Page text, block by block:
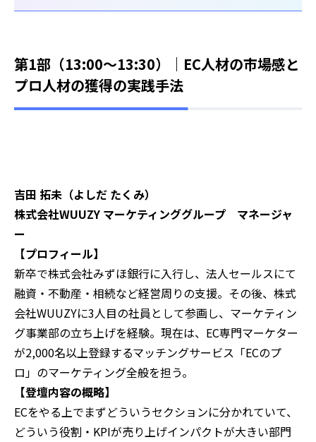
第1部（13:00～13:30）｜ EC人材の市場感と
プロ人材の獲得の実践手法
吉田 拓未（よしだ たくみ）
株式会社WUUZY マーケティンググループ マネージャ
ー
‍【プロフィール】
新卒で株式会社みずほ銀行に入行し、法人セールスにて
融資・不動産・相続など経営周りの支援。その後、株式
会社WUUZYに3人目の社員として参画し、マーケティン
グ事業部の立ち上げを経験。現在は、EC専門マーケター
が2,000名以上登録するマッチングサービス「ECのプ
ロ」のマーケティング全般を担う。
‍【登壇内容の概略】
‍ECをやる上でまずどういうセクションに分かれていて、
どういう役割・KPIが売り上げインパクトが大きい部門